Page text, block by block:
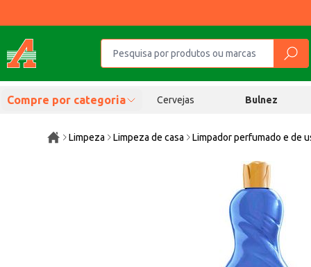
Compre por categoria Cervejas Bulnez
Limpeza Limpeza de casa Limpador perfumado e de